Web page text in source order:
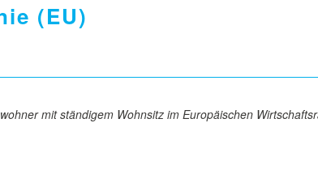
(EU)
mit ständigem Wohnsitz im Europäischen